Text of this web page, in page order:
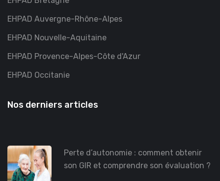
EHPAD Auvergne-Rhône-Alpes
EHPAD Nouvelle-Aquitaine
EHPAD Provence-Alpes-Côte d'Azur
EHPAD Occitanie
Nos derniers articles
Perte d’autonomie : comment obtenir
son GIR et comprendre son évaluation ?